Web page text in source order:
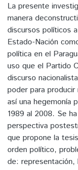
La presente
manera
discursos políticos
Estado-Nación
política en el
uso que el Partido
discurso
poder para
así una hegemonía
1989 al 2008. Se
perspectiva
que propone la
orden político,
de: representación,